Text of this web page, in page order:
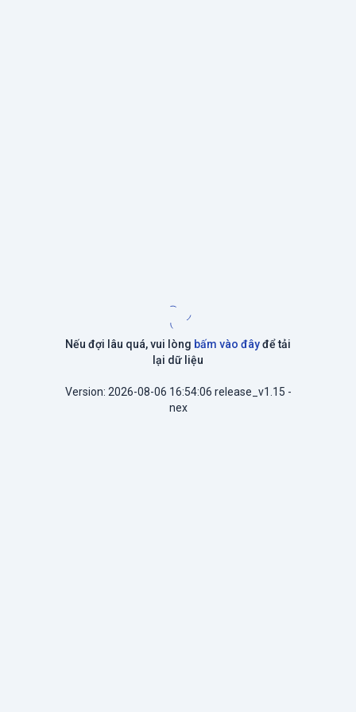
Nếu đợi lâu quá, vui lòng bấm vào đâyđể tải
lại dữ liệu
Version: 2026-08-06 16:54:06 release_v1.15 -
nex